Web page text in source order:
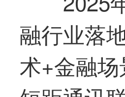
融行业落
术+金融